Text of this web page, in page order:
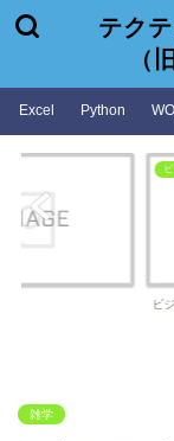
テク
（
Excel Python
ビ
雑学